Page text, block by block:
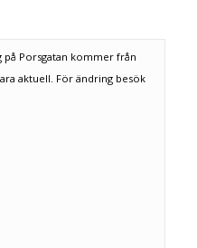
Porsgatan kommer från
aktuell. För ändring besök